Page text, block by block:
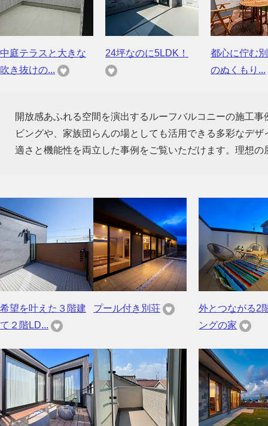
中庭テラスと大きな
吹き抜けの...
24坪なのに5LDK！
都心に佇む
のぬくもり...
開放感あふれる空間を演出するルーフバルコニーの施工
ビングや、家族団らんの場としても活用できる多彩なデ
適さと機能性を両立した事例をご覧いただけます。理想
希望を叶えた３階建
て２階LD...
プール付き別荘
外とつながる2
ングの家